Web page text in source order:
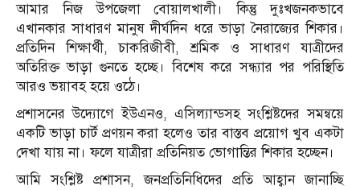
আমার নিজ উপজেলা বোয়ালখালী। কিন্তু দুঃখজনকভাবে
এখানকার সাধারণ মানুষ দীর্ঘদিন ধরে ভাড়া নৈরাজ্যের শিকার।
প্রতিদিন শিক্ষার্থী, চাকরিজীবী, শ্রমিক ও সাধারণ যাত্রীদের
অতিরিক্ত ভাড়া গুনতে হচ্ছে। বিশেষ করে সন্ধ্যার পর পরিস্থিতি
আরও ভয়াবহ হয়ে ওঠে।
প্রশাসনের উদ্যোগে ইউএনও, এসিল্যান্ডসহ সংশ্লিষ্টদের সমন্বয়ে
একটি ভাড়া চার্ট প্রণয়ন করা হলেও তার বাস্তব প্রয়োগ খুব একটা
দেখা যায় না। ফলে যাত্রীরা প্রতিনিয়ত ভোগান্তির শিকার হচ্ছেন।
আমি সংশ্লিষ্ট প্রশাসন, জনপ্রতিনিধিদের প্রতি আহ্বান জানাচ্ছি